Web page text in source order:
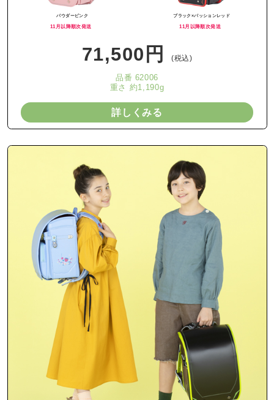
パウダーピンク
11月以降順次発送
ブラック×パッションレッド
11月以降順次発送
71,500円 (税込)
品番 62006
重さ 約1,190g
詳しくみる